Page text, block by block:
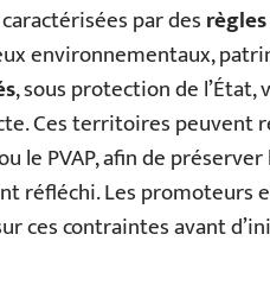
par des
environnementaux,
, sous protection de
Ces territoires peuvent
le PVAP, afin de
réfléchi. Les promoteurs
ces contraintes avant